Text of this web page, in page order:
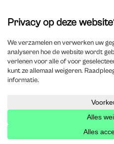
Column
Corporate & accountancy
Criminal law
Legal tech
Management & deontology